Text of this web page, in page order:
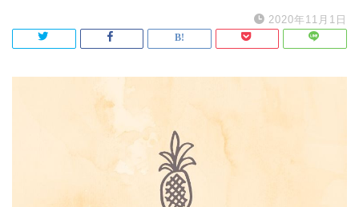
2020年11月1日